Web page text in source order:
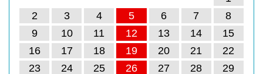
2
3 4 5 6 7
8
9
10 11 12 13 14
15
16
17 18 19 20 21
22
23
24 25 26 27 28 29